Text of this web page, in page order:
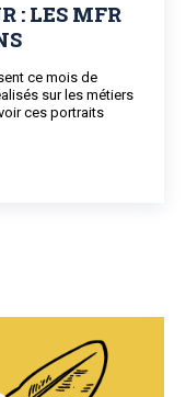
: LES MFR
ce mois de
sur les métiers
ces portraits